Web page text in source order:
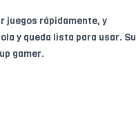
juegos rápidamente, y
y queda lista para usar. Su
gamer.